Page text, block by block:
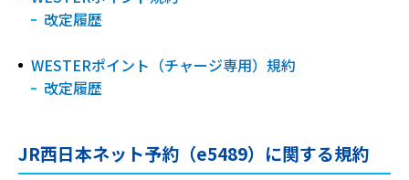
改定履歴
WESTERポイント（チャージ専用）規約
改定履歴
JR西日本ネット予約（e5489）に関する規約